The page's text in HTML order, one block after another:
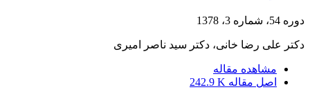
دوره 54، شماره 3، 1378
دکتر علی رضا خانی، دکتر سید ناصر امیری
مشاهده مقاله
اصل مقاله 242.9 K